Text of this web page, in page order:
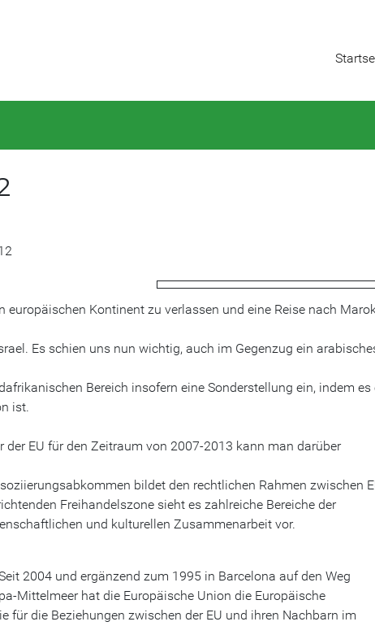
europäischen Kontinent zu verlassen und eine Reise nach
Es schien uns nun wichtig, auch im Gegenzug ein
Bereich insofern eine Sonderstellung ein, indem es
ist.
der EU für den Zeitraum von 2007-2013 kann man darüber
bildet den rechtlichen Rahmen zwischen
Freihandelszone sieht es zahlreiche Bereiche der
und kulturellen Zusammenarbeit vor.
2004 und ergänzend zum 1995 in Barcelona auf den Weg
Mittelmeer hat die Europäische Union die Europäische
für die Beziehungen zwischen der EU und ihren Nachbarn im